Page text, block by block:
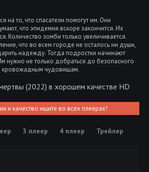
на то, что спасатели помогут им. Они
что эпидемия вскоре закончится. Их
Количество зомби только увеличивается.
что во всем городе не осталось ни души,
надежду. Тогда подростки начинают
нужно не только добраться до безопасного
кровожадным чудовищам.
(2022) в хорошем качестве HD
и качество ищите во всех плеерах!
3 плеер 4 плеер Трейлер